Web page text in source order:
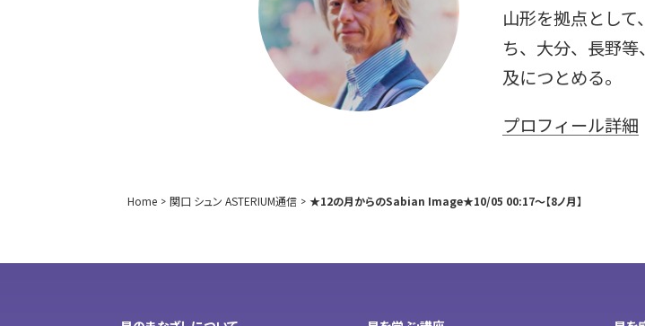
山形を拠点とし
ち、大分、長野
及につとめる。
プロフィール詳細
Home 関口 シュン ASTERIUM通信 ★12の月からのSabian Image★10/05 00:17～【8ノ月】